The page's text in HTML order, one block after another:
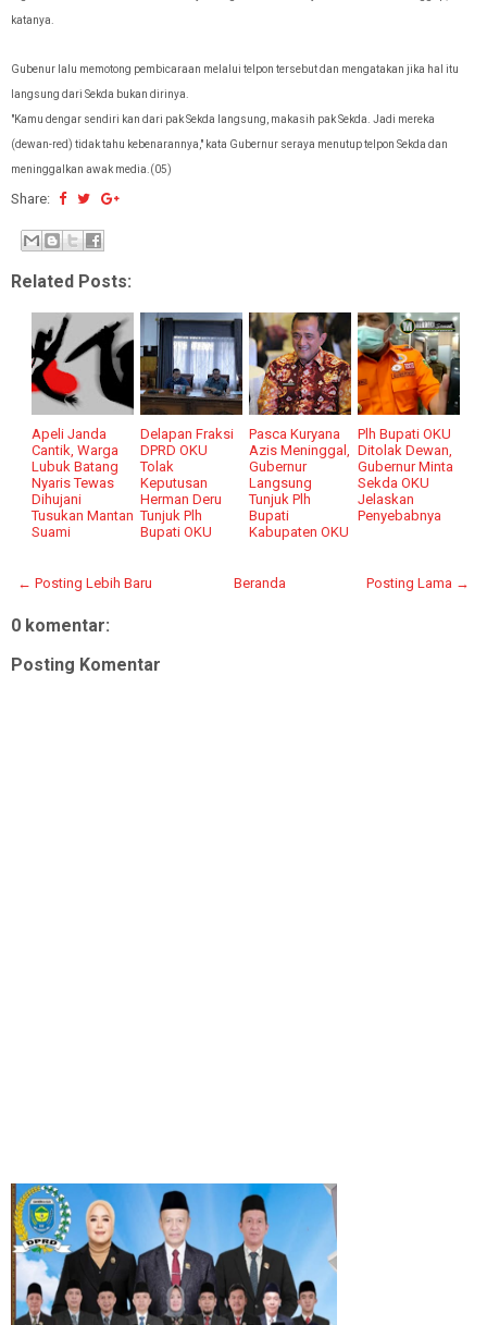
katanya.
Gubenur lalu memotong pembicaraan melalui telpon tersebut dan mengatakan jika hal itu
langsung dari Sekda bukan dirinya.
"Kamu dengar sendiri kan dari pak Sekda langsung, makasih pak Sekda. Jadi mereka
(dewan-red) tidak tahu kebenarannya," kata Gubernur seraya menutup telpon Sekda dan
meninggalkan awak media.(05)
Share:
Related Posts:
Apeli Janda
Cantik, Warga
Lubuk Batang
Nyaris Tewas
Dihujani
Tusukan Mantan
Suami
Delapan Fraksi
DPRD OKU
Tolak
Keputusan
Herman Deru
Tunjuk Plh
Bupati OKU
Pasca Kuryana
Azis Meninggal,
Gubernur
Langsung
Tunjuk Plh
Bupati
Kabupaten OKU
Plh Bupati OKU
Ditolak Dewan,
Gubernur Minta
Sekda OKU
Jelaskan
Penyebabnya
← Posting Lebih Baru Posting Lama →
Beranda
0 komentar:
Posting Komentar